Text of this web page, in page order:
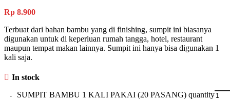
Rp 8.900
Terbuat dari bahan bambu yang di finishing, sumpit ini biasanya
digunakan untuk di keperluan rumah tangga, hotel, restaurant
maupun tempat makan lainnya. Sumpit ini hanya bisa digunakan 1
kali saja.
In stock
SUMPIT BAMBU 1 KALI PAKAI (20 PASANG) quantity